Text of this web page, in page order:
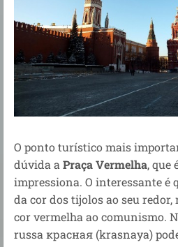
O ponto turístico mais
dúvida a Praça Vermelha, que
impressiona. O interessante é
da cor dos tijolos ao seu redor,
cor vermelha ao comunismo.
russa красная (krasnaya)